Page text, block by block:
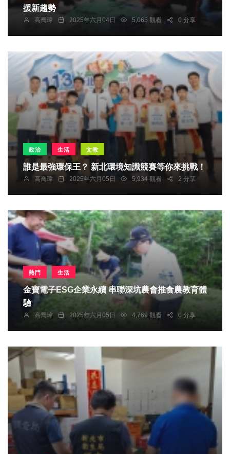
援新趨勢
高喬瑋 2025年六月04日 5,065 觀看 0 分享
政治 生活 文教
誰是最強環保王？ 新北環境知識競賽等你來挑戰！
高喬瑋 2025年六月05日 5,934 觀看 2 分享
熱門 生活
金寶電子ESG企業永續 串聯深坑農會推食農教育體
驗
高喬瑋 2025年六月05日 4,769 觀看 0 分享